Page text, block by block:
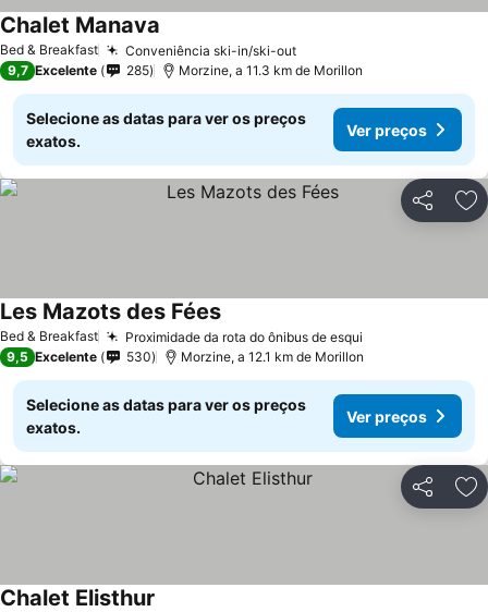
Bed & Breakfast Conveniência ski-in/ski-outVer preços
Chalet Manava
9,7 Excelente 285 Morzine, a 11.3 km de Morillon
Selecione as datas para ver os preços
exatos.
Ver preços
Partilhar
Bed & Breakfast Proximidade da rota do ônibus de esqui
Les Mazots des FéesVer preços
9,5 Excelente 530 Morzine, a 12.1 km de Morillon
Selecione as datas para ver os preços
exatos.
Ver preços
Partilhar
Chalet Elisthur